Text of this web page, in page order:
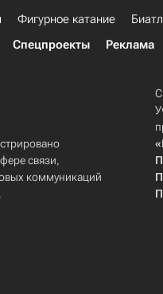
Фигурное катание
Спецпроекты
Реклама
связи,
коммуникаций